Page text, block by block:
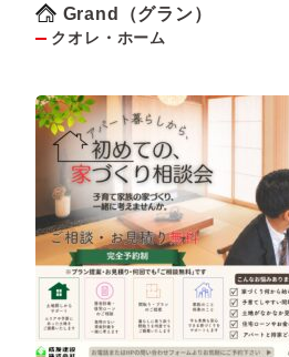
Grand（グラン）
クオレ・ホーム